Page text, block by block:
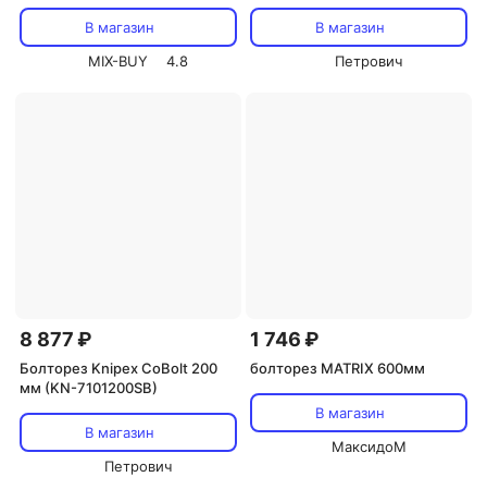
В магазин
MIX-BUY
4.8
В магазин
Петрович
8 877 ₽
Болторез Knipex CoBolt 200
мм (KN-7101200SB)
В магазин
Петрович
1 746 ₽
болторез MATRIX 600мм
В магазин
МаксидоМ